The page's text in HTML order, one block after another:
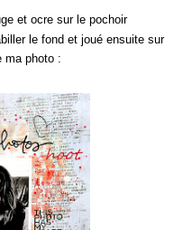
et ocre sur le pochoir
le fond et joué ensuite sur
ma photo :